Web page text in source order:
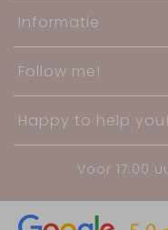
Informatie
Follow me!
Happy to help you!
Voor 17:00